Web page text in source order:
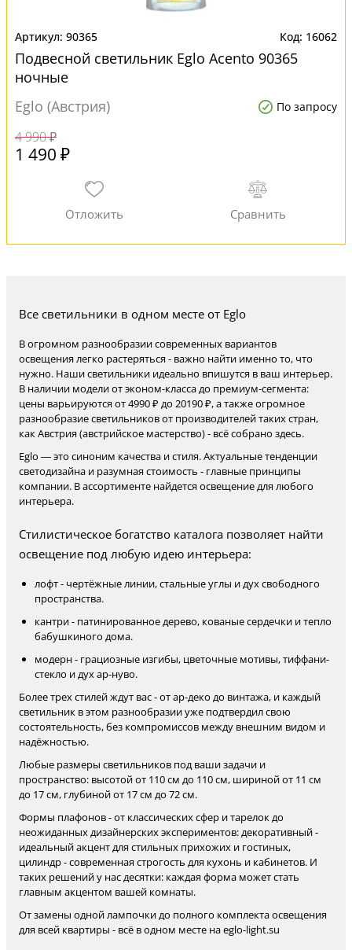
90365 16062
Подвесной светильник Eglo Acento 90365
ночные
Eglo (Австрия)
По запросу
4 990 ₽
1 490 ₽
Все светильники в одном месте от Eglo
В огромном разнообразии современных вариантов
освещения легко растеряться - важно найти именно то, что
нужно. Наши светильники идеально впишутся в ваш интерьер.
В наличии модели от эконом-класса до премиум-сегмента:
цены варьируются от 4990 ₽ до 20190 ₽, а также огромное
разнообразие светильников от производителей таких стран,
как Австрия (австрийское мастерство) - всё собрано здесь.
Eglo — это синоним качества и стиля. Актуальные тенденции
светодизайна и разумная стоимость - главные принципы
компании. В ассортименте найдется освещение для любого
интерьера.
Стилистическое богатство каталога позволяет найти
освещение под любую идею интерьера:
лофт - чертёжные линии, стальные углы и дух свободного
пространства.
кантри - патинированное дерево, кованые сердечки и тепло
бабушкиного дома.
модерн - грациозные изгибы, цветочные мотивы, тиффани-
стекло и дух ар-нуво.
Более трех стилей ждут вас - от ар-деко до винтажа, и каждый
светильник в этом разнообразии уже подтвердил свою
состоятельность, без компромиссов между внешним видом и
надёжностью.
Любые размеры светильников под ваши задачи и
пространство: высотой от 110 см до 110 см, шириной от 11 см
до 17 см, глубиной от 17 см до 72 см.
Формы плафонов - от классических сфер и тарелок до
неожиданных дизайнерских экспериментов: декоративный -
идеальный акцент для стильных прихожих и гостиных,
цилиндр - современная строгость для кухонь и кабинетов. И
таких решений у нас десятки: каждая форма может стать
главным акцентом вашей комнаты.
От замены одной лампочки до полного комплекта освещения
для всей квартиры - всё в одном месте на eglo-light.su